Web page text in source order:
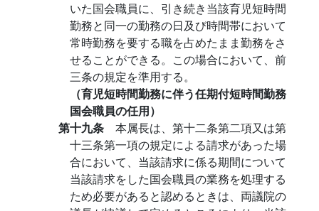
いた国会職員に、引き続き当該育児短時間
勤務と同一の勤務の日及び時間帯において
常時勤務を要する職を占めたまま勤務をさ
せることができる。この場合において、前
三条の規定を準用する。
（育児短時間勤務に伴う任期付短時間勤務
国会職員の任用）
第十九条 本属長は、第十二条第二項又は第
十三条第一項の規定による請求があった場
合において、当該請求に係る期間について
当該請求をした国会職員の業務を処理する
ため必要があると認めるときは、両議院の